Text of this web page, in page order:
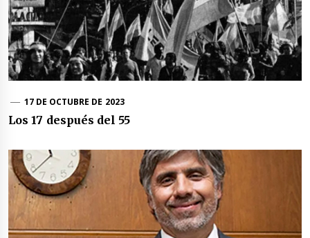
17 DE OCTUBRE DE 2023
Los 17 después del 55